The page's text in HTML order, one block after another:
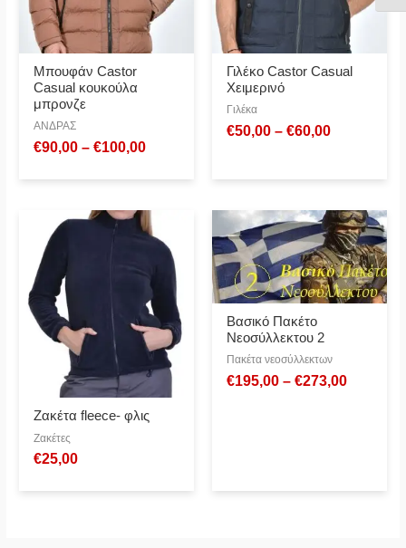
Μπουφάν Castor
Casual κουκούλα
μπρονζε
ΑΝΔΡΑΣ
€90,00 –€100,00
Γιλέκο Castor Casual
Χειμερινό
Γιλέκα
€50,00 –€60,00
Ζακέτα fleece- φλις
Ζακέτες
€25,00
Βασικό Πακέτο
Νεοσύλλεκτου 2
Πακέτα νεοσύλλεκτων
€195,00 –€273,00